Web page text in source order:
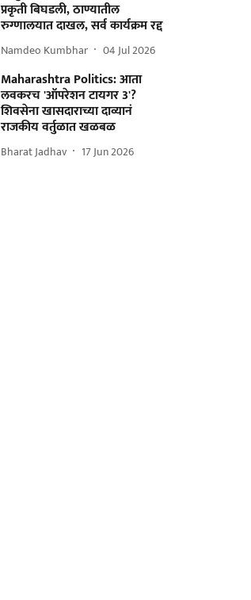
प्रकृती बिघडली, ठाण्यातील
रुग्णालयात दाखल, सर्व कार्यक्रम रद्द
Namdeo Kumbhar 04 Jul 2026
Maharashtra Politics: आता
लवकरच 'ऑपरेशन टायगर 3'?
शिवसेना खासदाराच्या दाव्यानं
राजकीय वर्तुळात खळबळ
Bharat Jadhav 17 Jun 2026